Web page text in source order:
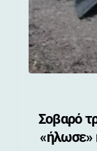
Σοβαρό
«ήλωσε»